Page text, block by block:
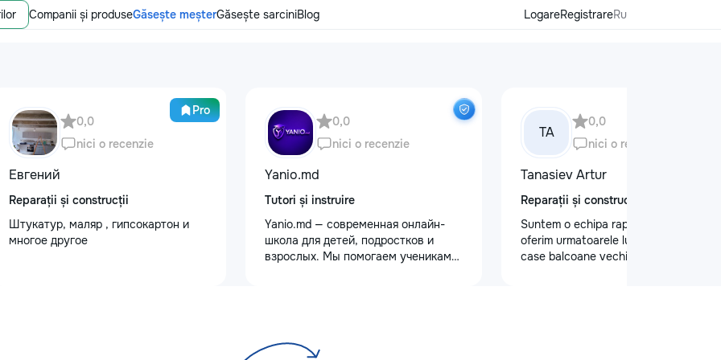
Companii și produseGăsește meșterGăsește sarciniBlog LogareRegistrareRu
Pro
0,0
nici o recenzie
Евгений
Reparații și construcții
Штукатур, маляр , гипсокартон и
многое другое
0,0
nici o recenzie
Yanio.md
Tutori și instruire
Yanio.md — современная онлайн-
школа для детей, подростков и
взрослых. Мы помогаем ученикам
квалифицированные преподаватели
TA
0,0
nici o recenzie
Tanasiev Artur
Reparații și construcții
Suntem o echipa rapida de Hamali
oferim urmatoarele lucrari Demolari
case balcoane vechii - Demolare